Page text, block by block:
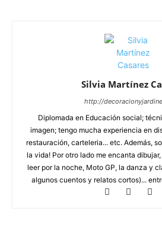
Silvia Martínez
http://
Diplomada en Educación social;
imagen; tengo mucha experiencia en
restauración, carteleria... etc. Además,
la vida! Por otro lado me encanta
leer por la noche, Moto GP, la danza y
algunos cuentos y relatos cortos)...